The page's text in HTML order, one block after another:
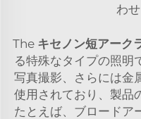
わ
The キセノン短アーク
る特殊なタイプの照明
写真撮影、さらには金
使用されており、製品
たとえば、ブロードア